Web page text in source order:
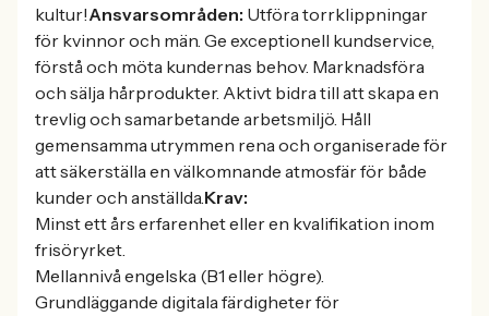
kultur!Ansvarsområden: Utföra torrklippningar
för kvinnor och män. Ge exceptionell kundservice,
förstå och möta kundernas behov. Marknadsföra
och sälja hårprodukter. Aktivt bidra till att skapa en
trevlig och samarbetande arbetsmiljö. Håll
gemensamma utrymmen rena och organiserade för
att säkerställa en välkomnande atmosfär för både
kunder och anställda.Krav:
Minst ett års erfarenhet eller en kvalifikation inom
frisöryrket.
Mellannivå engelska (B1 eller högre).
Grundläggande digitala färdigheter för